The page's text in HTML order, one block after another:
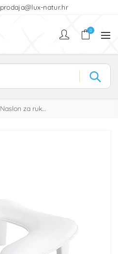
prodaja@lux-natur.hr
0
Naslon za ruke za manikuru Croissant